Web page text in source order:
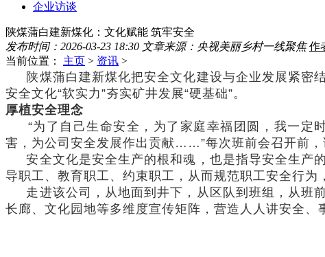
企业访谈
陕煤蒲白建新煤化：文化赋能 筑牢安全
发布时间：2026-03-23 18:30 文章来源：央视美丽乡村一线聚焦 作
当前位置： 主页 > 资讯 >
陕煤蒲白建新煤化把安全文化建设与企业发展紧密
安全文化“软实力”夯实矿井发展“硬基础”。
厚植安全理念
“为了自己生命安全，为了家庭幸福团圆，我一定
害，为公司安全发展作出贡献……”每次班前会召开前，
安全文化是安全生产的根和魂，也是指导安全生产
导职工、教育职工、约束职工，从而规范职工安全行为
走进该公司，从地面到井下，从区队到班组，从班
长廊、文化园地等多维度宣传矩阵，营造人人讲安全、